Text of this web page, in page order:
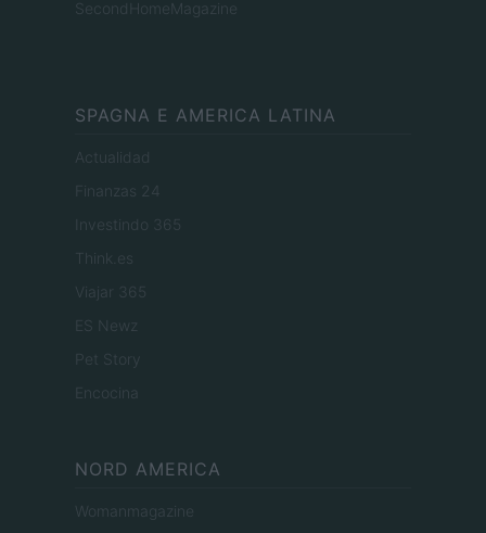
SecondHomeMagazine
SPAGNA E AMERICA LATINA
Actualidad
Finanzas 24
Investindo 365
Think.es
Viajar 365
ES Newz
Pet Story
Encocina
NORD AMERICA
Womanmagazine